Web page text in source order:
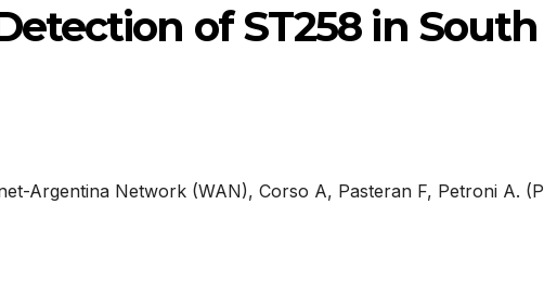
of ST258 in
Argentina Network (WAN), Corso A, Pasteran F, Petroni A.